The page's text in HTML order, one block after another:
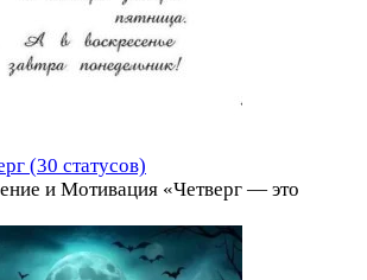
(30 статусов)
и Мотивация «Четверг — это